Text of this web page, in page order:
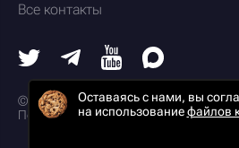
Оставаясь с нами, вы
на использованиефайлов
Все контакты
© 2003-2026 Scrum-студия Сибирикс
Политика конфиденциальности